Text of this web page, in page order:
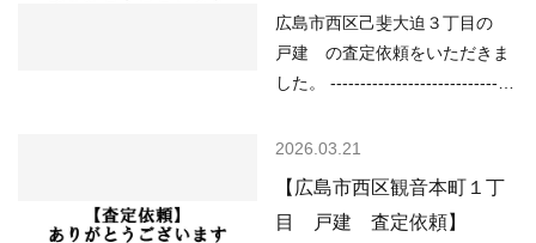
ている人が多い などの状況です
ので、 「不動産売却のやり方に
よっては高く売却し…
（津波）該当なし -----------------
----------------------------------------
-------------------- 現在の不動産市
低金利で不動産を買いやすい ○
ている人が多い などの状況です
ので、 「不動産売却のやり方に
広島市西区己斐大迫３丁目の
戸建 の査定依頼をいただきま
した。 -------------------------------
------ （用途地域）第一種低層住
（道路）西6.10ｍ、北6.00ｍ
（土砂災害） （洪水）該当なし
2026.03.21
【広島市西区観音本町１丁
目 戸建 査定依頼】